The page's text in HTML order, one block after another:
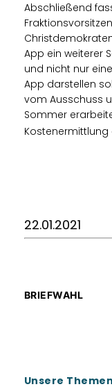
Abschließend
App ein weiterer
und nicht nur
App darstellen
vom Ausschuss
Sommer
Kostenermittlung
22.01.2021
BRIEFWAHL
Unsere Themen